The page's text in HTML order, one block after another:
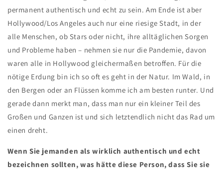
permanent authentisch und echt zu sein. Am Ende ist aber
Hollywood/Los Angeles auch nur eine riesige Stadt, in der
alle Menschen, ob Stars oder nicht, ihre alltäglichen Sorgen
und Probleme haben – nehmen sie nur die Pandemie, davon
waren alle in Hollywood gleichermaßen betroffen. Für die
nötige Erdung bin ich so oft es geht in der Natur. Im Wald, in
den Bergen oder an Flüssen komme ich am besten runter. Und
gerade dann merkt man, dass man nur ein kleiner Teil des
Großen und Ganzen ist und sich letztendlich nicht das Rad um
einen dreht.
Wenn Sie jemanden als wirklich authentisch und echt
bezeichnen sollten, was hätte diese Person, dass Sie sie